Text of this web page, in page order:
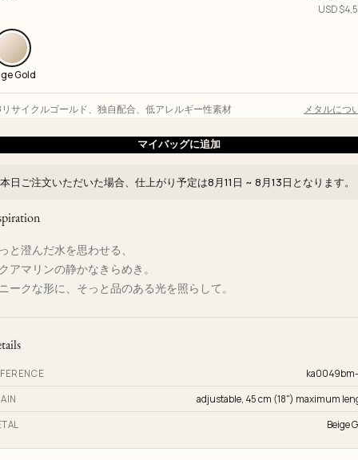
USD $
Gold
リサイクルゴールド 独自配合 低アレルギー性素材 メタルにつ
マイバッグに追加
本日ご注文いただいた場合、仕上がり予定は8月11日 ~ 8月13日 となります。
と澄んだ水を思わせる、
アマリンの静かなきらめき。
ークな形に、そっと品のある光を照らして。
adjustable, 45 cm (18") maximum
Beige